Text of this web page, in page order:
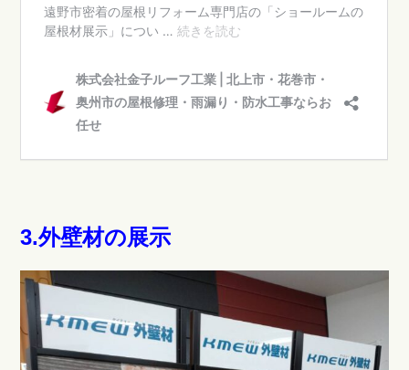
3.外壁材の展示